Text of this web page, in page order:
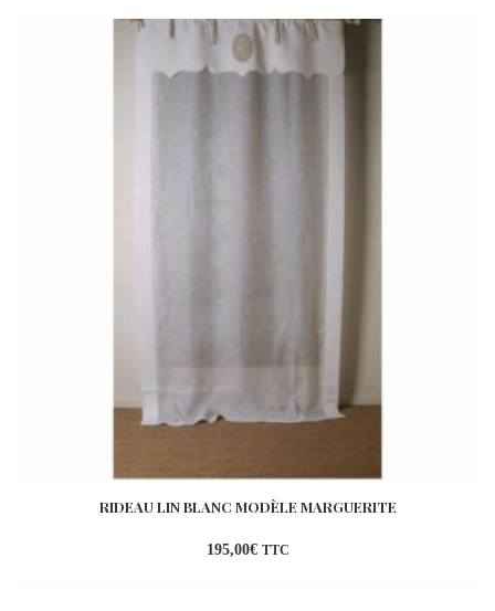
RIDEAU LIN BLANC MODÈLE MARGUERITE
195,00€ TTC